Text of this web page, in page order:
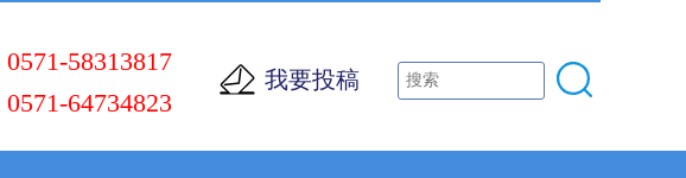
0571-58313817
0571-64734823
我要投稿